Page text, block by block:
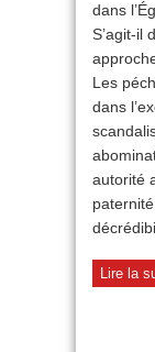
dans
S’agit-il
Les
dans
autorité
Lire la